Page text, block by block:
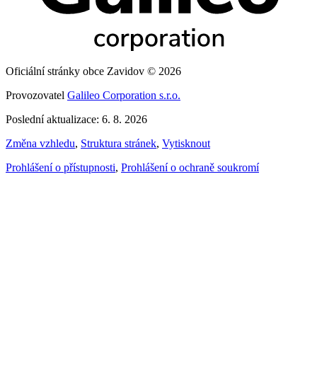
Oficiální stránky obce Zavidov © 2026
Provozovatel Galileo Corporation s.r.o.
Poslední aktualizace: 6. 8. 2026
Změna vzhledu, Struktura stránek, Vytisknout
Prohlášení o přístupnosti, Prohlášení o ochraně soukromí